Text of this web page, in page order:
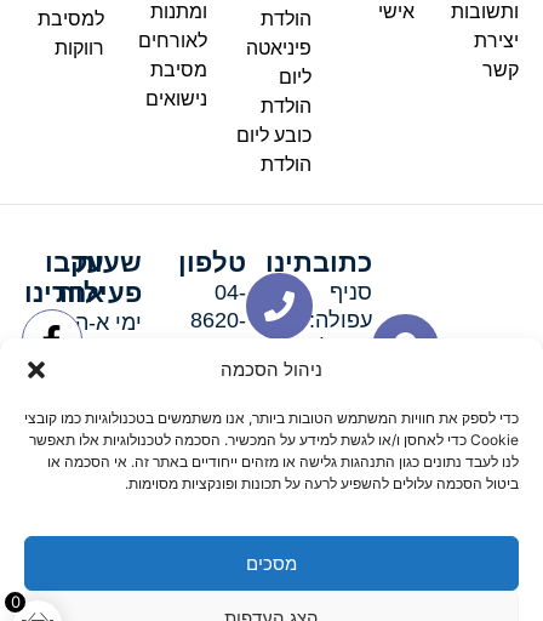
ניהול הסכמה
כדי לספק את חוויות המשתמש הטובות ביותר, אנו משתמשים בטכנולוגיות כמו קובצי
Cookie כדי לאחסן ו/או לגשת למידע על המכשיר. הסכמה לטכנולוגיות אלו תאפשר
לנו לעבד נתונים כגון התנהגות גלישה או מזהים ייחודיים באתר זה. אי הסכמה או
ביטול הסכמה עלולים להשפיע לרעה על תכונות ופונקציות מסוימות.
מסכים
0
ותשובות
יצירת
קשר
אישי
הולדת
פיניאטה
ליום
הולדת
כובע ליום
הולדת
ומתנות
לאורחים
מסיבת
נישואים
למסיבת
רווקות
כתובתינו
סניף
עפולה:
סניף מגדל
האלה 19
טלפון
04-
8620-
שעות
פעילות
ימי א-ה:
ימי שישי
וערבי חג:
8:30-
15:00
עקבו
אחרינו